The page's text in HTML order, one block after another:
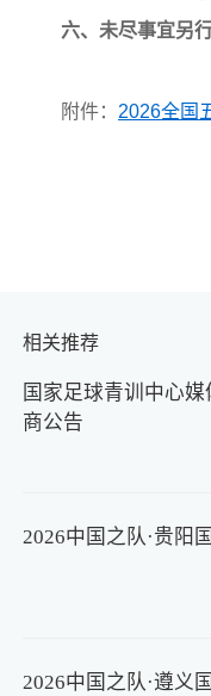
六、未尽事宜另
附件： 2026全国
相关推荐
国家足球青训中心
商公告
2026中国之队·贵阳
2026中国之队·遵义